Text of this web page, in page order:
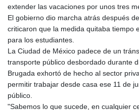
extender las vacaciones por unos tres
El gobierno dio marcha atrás después
criticaron que la medida quitaba tiempo
para los estudiantes.
La Ciudad de México padece de un
transporte público desbordado durante
Brugada exhortó de hecho al sector
permitir trabajar desde casa ese 11 de
público.
"Sabemos lo que sucede, en cualquier